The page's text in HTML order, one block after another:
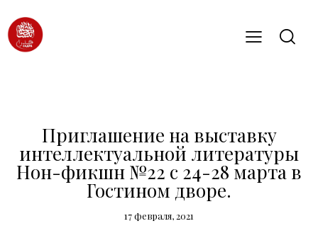
Приглашение на выставку
интеллектуальной литературы
Нон-фикшн №22 с 24-28 марта в
Гостином дворе.
17 февраля, 2021